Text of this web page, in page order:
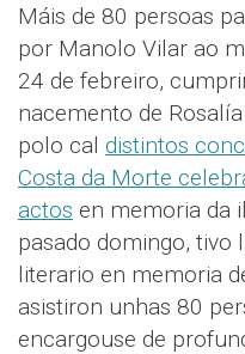
Máis de 80 persoas
por Manolo Vilar ao
24 de febreiro,
nacemento de
polo cal distintos
Costa da Morte
actos en memoria da
pasado domingo, tivo
literario en memoria
asistiron unhas 80
encargouse de